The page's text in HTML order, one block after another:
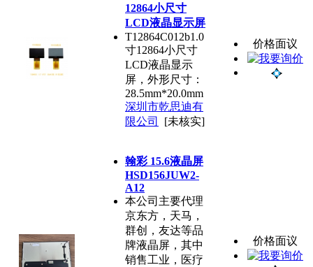
12864小尺寸
LCD液晶显示屏
T12864C012b1.0
寸12864小尺寸
LCD液晶显示
屏，外形尺寸：
28.5mm*20.0mm
深圳市乾思迪有
限公司
[未核实]
价格面议
翰彩 15.6液晶屏
HSD156JUW2-
A12
本公司主要代理
京东方，天马，
群创，友达等品
牌液晶屏，其中
销售工业，医疗
价格面议